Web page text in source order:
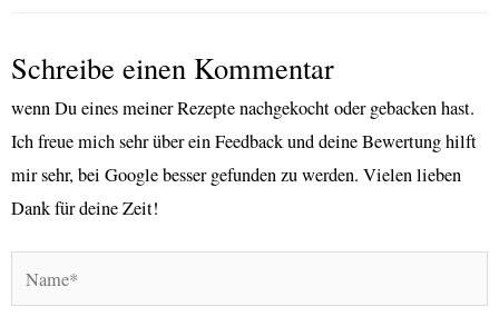
Schreibe einen Kommentar
wenn Du eines meiner Rezepte nachgekocht oder gebacken hast.
Ich freue mich sehr über ein Feedback und deine Bewertung hilft
mir sehr, bei Google besser gefunden zu werden. Vielen lieben
Dank für deine Zeit!
Name*